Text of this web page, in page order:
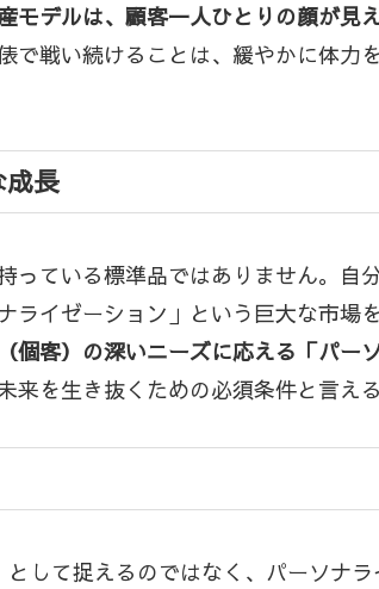
モデルは、顧客一人ひとりの顔が見
で戦い続けることは、緩やかに体力
長
っている標準品ではありません。自
イゼーション」という巨大な市場
客）の深いニーズに応える「パー
来を生き抜くための必須条件と言える
して捉えるのではなく、パーソナ